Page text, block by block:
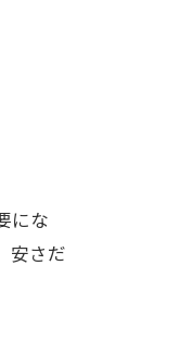
にな
安さだ